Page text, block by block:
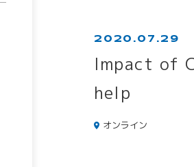
2020.07.29
オンライン